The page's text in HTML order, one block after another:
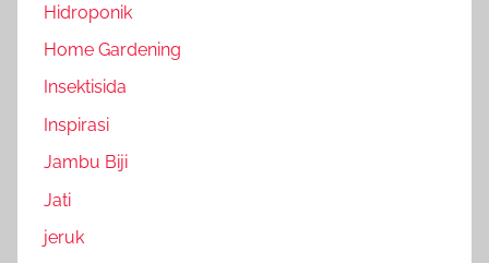
Hidroponik
Home Gardening
Insektisida
Inspirasi
Jambu Biji
Jati
jeruk